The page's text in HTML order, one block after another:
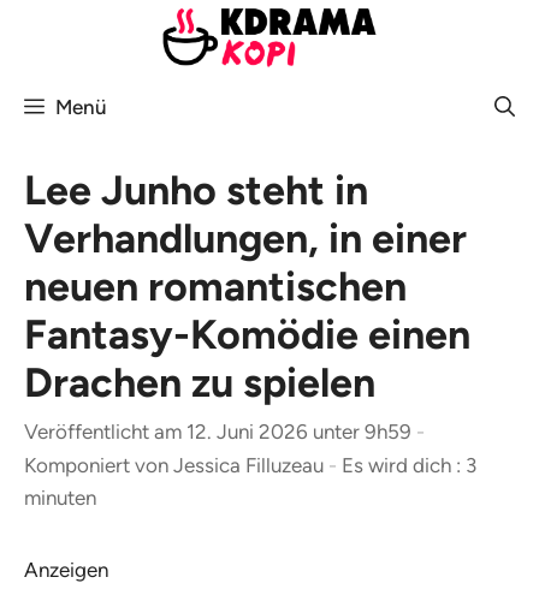
Menü
Lee Junho steht in
Verhandlungen, in einer
neuen romantischen
Fantasy-Komödie einen
Drachen zu spielen
Veröffentlicht am 12. Juni 2026 unter 9h59 -
Komponiert von Jessica Filluzeau - Es wird dich : 3
minuten
Anzeigen